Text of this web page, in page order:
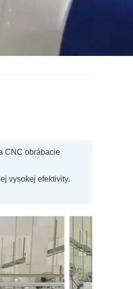
CNC obrábacie
vysokej efektivity.